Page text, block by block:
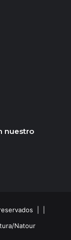
nuestro
| |
Natour